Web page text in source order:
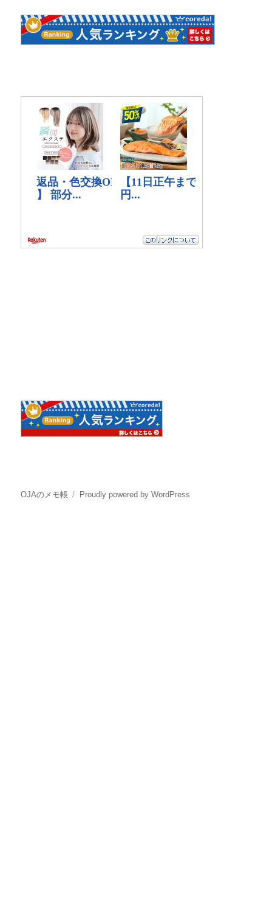
OJAのメモ帳 Proudly powered by WordPress